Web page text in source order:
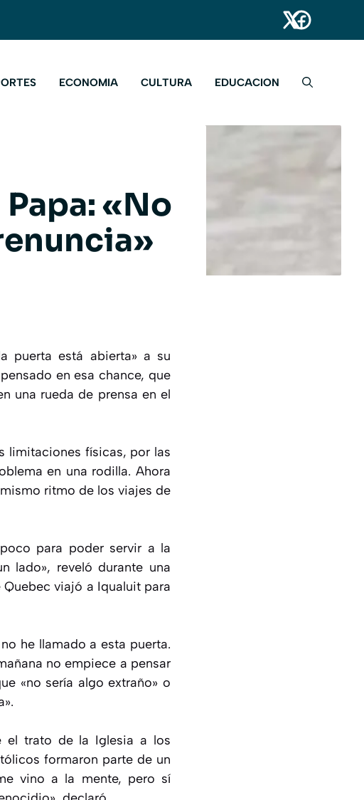
ECONOMIA CULTURA EDUCACION
«No
puerta está abierta» a su
en esa chance, que
una rueda de prensa en el
limitaciones físicas, por las
en una rodilla. Ahora
ritmo de los viajes de
para poder servir a la
lado», reveló durante una
viajó a Iqualuit para
he llamado a esta puerta.
no empiece a pensar
«no sería algo extraño» o
el trato de la Iglesia a los
formaron parte de un
vino a la mente, pero sí